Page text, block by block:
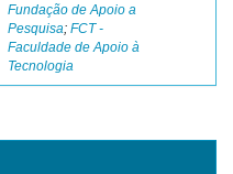
Fundação de Apoio a
Pesquisa; FCT -
Faculdade de Apoio à
Tecnologia